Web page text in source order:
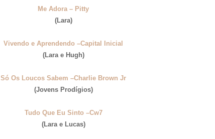
Me Adora – Pitty
(Lara)
Vivendo e Aprendendo –Capital Inicial
(Lara e Hugh)
Só Os Loucos Sabem –Charlie Brown Jr
(Jovens Prodígios)
Tudo Que Eu Sinto –Cw7
(Lara e Lucas)